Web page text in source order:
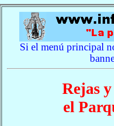
Si el menú principal
Rejas
el